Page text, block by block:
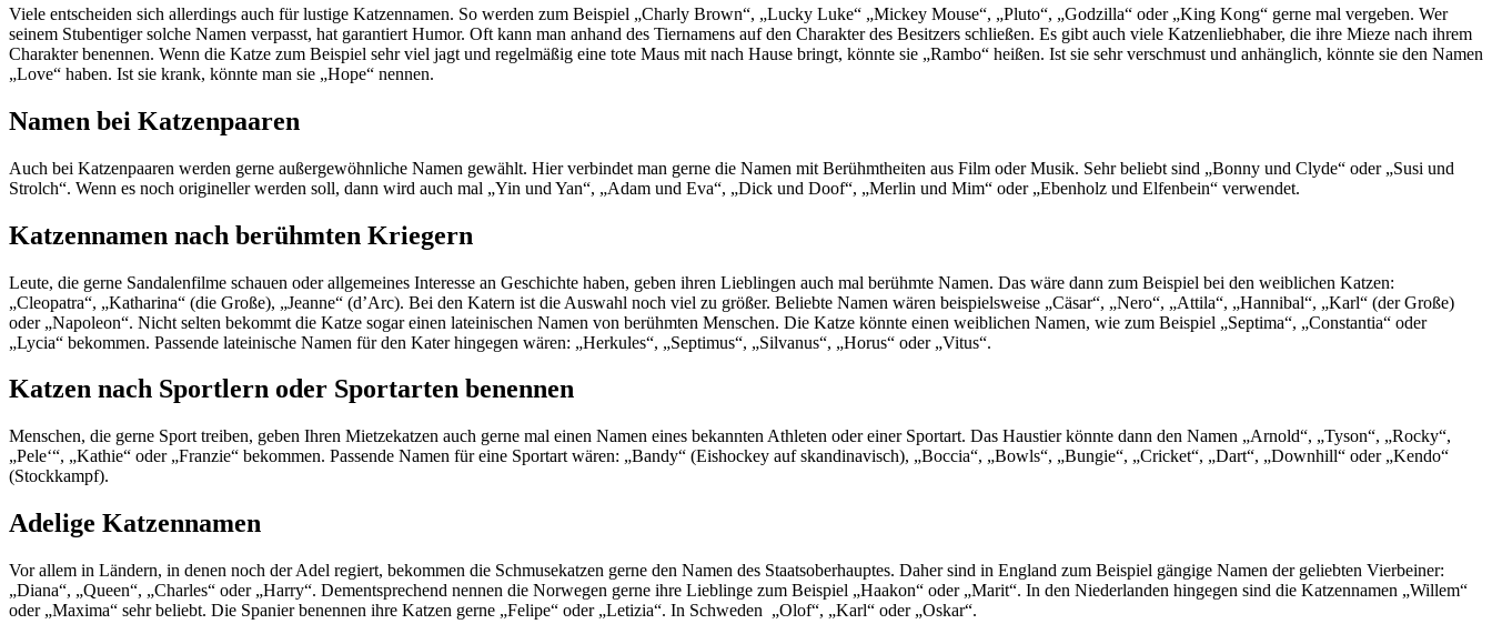
Viele entscheiden sich allerdings auch für lustige Katzennamen. So werden zum Beispiel „Charly Brown“, „Lucky Luke“ „Mickey Mouse“, „Pluto“, „Godzilla“ oder „King Kong“ gerne mal vergeben. Wer
seinem Stubentiger solche Namen verpasst, hat garantiert Humor. Oft kann man anhand des Tiernamens auf den Charakter des Besitzers schließen. Es gibt auch viele Katzenliebhaber, die ihre Mieze nach ihrem
Charakter benennen. Wenn die Katze zum Beispiel sehr viel jagt und regelmäßig eine tote Maus mit nach Hause bringt, könnte sie „Rambo“ heißen. Ist sie sehr verschmust und anhänglich, könnte sie den Namen
„Love“ haben. Ist sie krank, könnte man sie „Hope“ nennen.
Namen bei Katzenpaaren
Auch bei Katzenpaaren werden gerne außergewöhnliche Namen gewählt. Hier verbindet man gerne die Namen mit Berühmtheiten aus Film oder Musik. Sehr beliebt sind „Bonny und Clyde“ oder „Susi und
Strolch“. Wenn es noch origineller werden soll, dann wird auch mal „Yin und Yan“, „Adam und Eva“, „Dick und Doof“, „Merlin und Mim“ oder „Ebenholz und Elfenbein“ verwendet.
Katzennamen nach berühmten Kriegern
Leute, die gerne Sandalenfilme schauen oder allgemeines Interesse an Geschichte haben, geben ihren Lieblingen auch mal berühmte Namen. Das wäre dann zum Beispiel bei den weiblichen Katzen:
„Cleopatra“, „Katharina“ (die Große), „Jeanne“ (d’Arc). Bei den Katern ist die Auswahl noch viel zu größer. Beliebte Namen wären beispielsweise „Cäsar“, „Nero“, „Attila“, „Hannibal“, „Karl“ (der Große)
oder „Napoleon“. Nicht selten bekommt die Katze sogar einen lateinischen Namen von berühmten Menschen. Die Katze könnte einen weiblichen Namen, wie zum Beispiel „Septima“, „Constantia“ oder
„Lycia“ bekommen. Passende lateinische Namen für den Kater hingegen wären: „Herkules“, „Septimus“, „Silvanus“, „Horus“ oder „Vitus“.
Katzen nach Sportlern oder Sportarten benennen
Menschen, die gerne Sport treiben, geben Ihren Mietzekatzen auch gerne mal einen Namen eines bekannten Athleten oder einer Sportart. Das Haustier könnte dann den Namen „Arnold“, „Tyson“, „Rocky“,
„Pele‘“, „Kathie“ oder „Franzie“ bekommen. Passende Namen für eine Sportart wären: „Bandy“ (Eishockey auf skandinavisch), „Boccia“, „Bowls“, „Bungie“, „Cricket“, „Dart“, „Downhill“ oder „Kendo“
(Stockkampf).
Adelige Katzennamen
Vor allem in Ländern, in denen noch der Adel regiert, bekommen die Schmusekatzen gerne den Namen des Staatsoberhauptes. Daher sind in England zum Beispiel gängige Namen der geliebten Vierbeiner:
„Diana“, „Queen“, „Charles“ oder „Harry“. Dementsprechend nennen die Norwegen gerne ihre Lieblinge zum Beispiel „Haakon“ oder „Marit“. In den Niederlanden hingegen sind die Katzennamen „Willem“
oder „Maxima“ sehr beliebt. Die Spanier benennen ihre Katzen gerne „Felipe“ oder „Letizia“. In Schweden „Olof“, „Karl“ oder „Oskar“.